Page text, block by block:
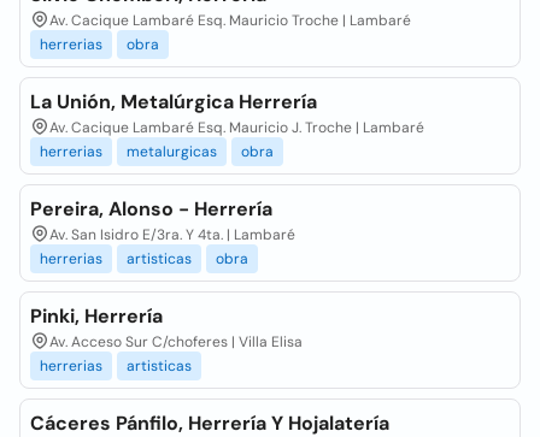
Av. Cacique Lambaré Esq. Mauricio Troche | Lambaré
herrerias
obra
La Unión, Metalúrgica Herrería
Av. Cacique Lambaré Esq. Mauricio J. Troche | Lambaré
herrerias
metalurgicas obra
Pereira, Alonso - Herrería
Av. San Isidro E/3ra. Y 4ta. | Lambaré
herrerias
artisticas obra
Pinki, Herrería
Av. Acceso Sur C/choferes | Villa Elisa
herrerias
artisticas
Cáceres Pánfilo, Herrería Y Hojalatería